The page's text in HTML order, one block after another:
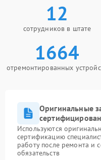
12
сотрудников в штате
1664
отремонтированных
Оригинальные
Используются
сертификацию
работу после ремонта и
обязательств